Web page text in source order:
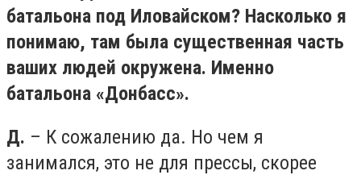
батальона под Иловайском? Насколько я
понимаю, там была существенная часть
ваших людей окружена. Именно
батальона «Донбасс».
Д. – К сожалению да. Но чем я
занимался, это не для прессы, скорее